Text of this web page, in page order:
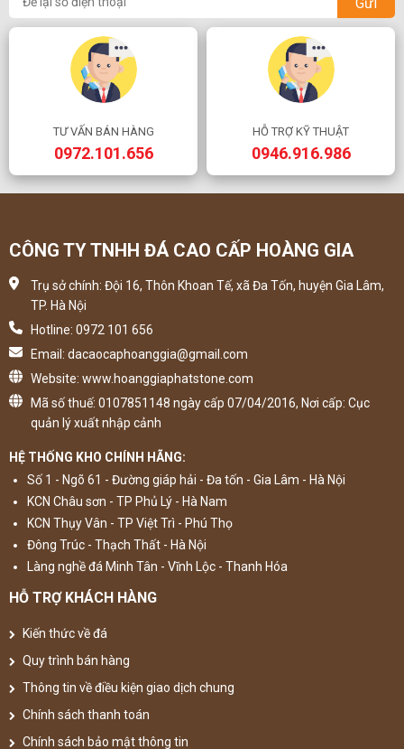
TƯ VẤN BÁN HÀNG
0972.101.656
HỖ TRỢ KỸ THUẬT
0946.916.986
CÔNG TY TNHH ĐÁ CAO CẤP HOÀNG GIA
Trụ sở chính: Đội 16, Thôn Khoan Tế, xã Đa Tốn, huyện Gia Lâm,
TP. Hà Nội
Hotline: 0972 101 656
Email: dacaocaphoanggia@gmail.com
Website: www.hoanggiaphatstone.com
Mã số thuế: 0107851148 ngày cấp 07/04/2016, Nơi cấp: Cục
quản lý xuất nhập cảnh
HỆ THỐNG KHO CHÍNH HÃNG:
Số 1 - Ngõ 61 - Đường giáp hải - Đa tốn - Gia Lâm - Hà Nội
KCN Châu sơn - TP Phủ Lý - Hà Nam
KCN Thụy Vân - TP Việt Trì - Phú Thọ
Đông Trúc - Thạch Thất - Hà Nội
Làng nghề đá Minh Tân - Vĩnh Lộc - Thanh Hóa
HỖ TRỢ KHÁCH HÀNG
Kiến thức về đá
Quy trình bán hàng
Thông tin về điều kiện giao dịch chung
Chính sách thanh toán
Chính sách bảo mật thông tin